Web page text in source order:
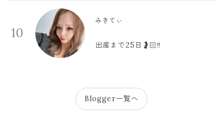
10
みきてぃ
出産まで25日🤰🏻‼️
Blogger一覧へ